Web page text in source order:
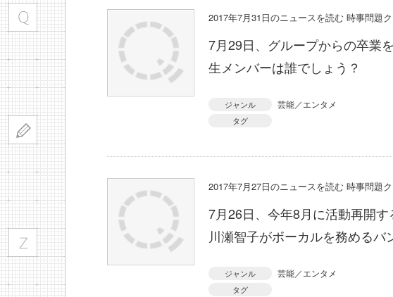
2017年7月31日のニュースを読む 時事問題
7月29日、グループからの卒業
生メンバーは誰でしょう？
ジャンル 芸能／エンタメ
タグ
2017年7月27日のニュースを読む 時事問題
7月26日、今年8月に活動再開す
川瀬智子がボーカルを務めるバ
ジャンル 芸能／エンタメ
タグ